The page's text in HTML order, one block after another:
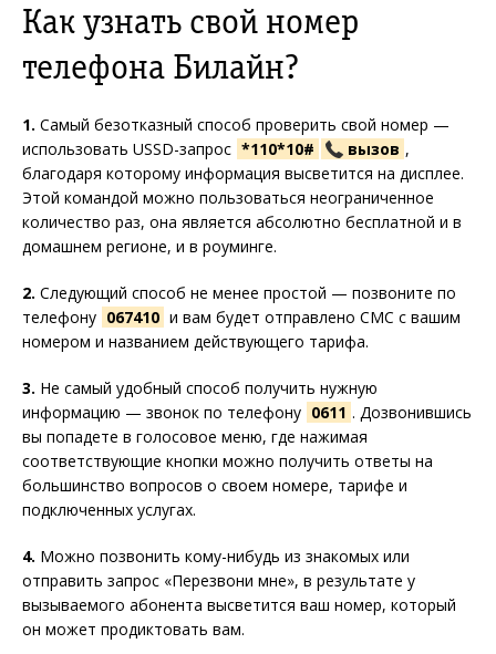
Как узнать свой номер
телефона Билайн?
1. Самый безотказный способ проверить свой номер —
использовать USSD-запрос *110*10# вызов ,
благодаря которому информация высветится на дисплее.
Этой командой можно пользоваться неограниченное
количество раз, она является абсолютно бесплатной и в
домашнем регионе, и в роуминге.
2. Следующий способ не менее простой — позвоните по
телефону 067410 и вам будет отправлено СМС с вашим
номером и названием действующего тарифа.
3. Не самый удобный способ получить нужную
информацию — звонок по телефону 0611 . Дозвонившись
вы попадете в голосовое меню, где нажимая
соответствующие кнопки можно получить ответы на
большинство вопросов о своем номере, тарифе и
подключенных услугах.
4. Можно позвонить кому-нибудь из знакомых или
отправить запрос «Перезвони мне», в результате у
вызываемого абонента высветится ваш номер, который
он может продиктовать вам.